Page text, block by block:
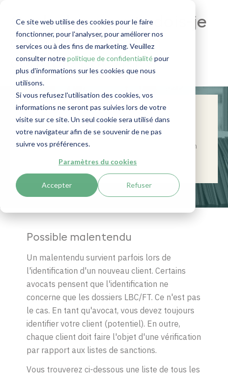
Ce site web utilise des cookies pour le faire
fonctionner, pour l'analyser, pour améliorer nos
services ou à des fins de marketing. Veuillez
consulter notrepolitique de confidentialitépour
plus d'informations sur les cookies que nous
utilisons.
Si vous refusez l'utilisation des cookies, vos
informations ne seront pas suivies lors de votre
visite sur ce site. Un seul cookie sera utilisé dans
votre navigateur afin de se souvenir de ne pas
suivre vos préférences.
Paramètres du cookies
Accepter Refuser
Quels documents dois-je
demander lors d'un
contrôle LBC/FT ?
identifier les personnes physiques et
documents. Cet article explique de quels
documents ils'agit
réglementation
Possible malentendu
Un malentendu survient parfois lors de
l'identification d'un nouveau client. Certains
avocats pensent que l'identification ne
concerne que les dossiers LBC/FT. Ce n'est pas
le cas. En tant qu'avocat, vous devez toujours
identifier votre client (potentiel). En outre,
chaque client doit faire l'objet d'une vérification
par rapport aux listes de sanctions.
Vous trouverez ci-dessous une liste de tous les